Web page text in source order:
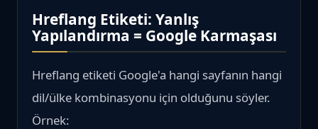
Hreflang Etiketi: Yanlış
Yapılandırma = Google Karmaşası
Hreflang etiketi Google'a hangi sayfanın hangi
dil/ülke kombinasyonu için olduğunu söyler.
Örnek: